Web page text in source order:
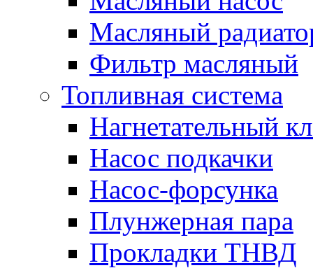
Масляный
Фильтр масляный
Топливная система
Нагнетательный
Насос подкачки
Насос-форсунка
Плунжерная пара
Прокладки ТНВД